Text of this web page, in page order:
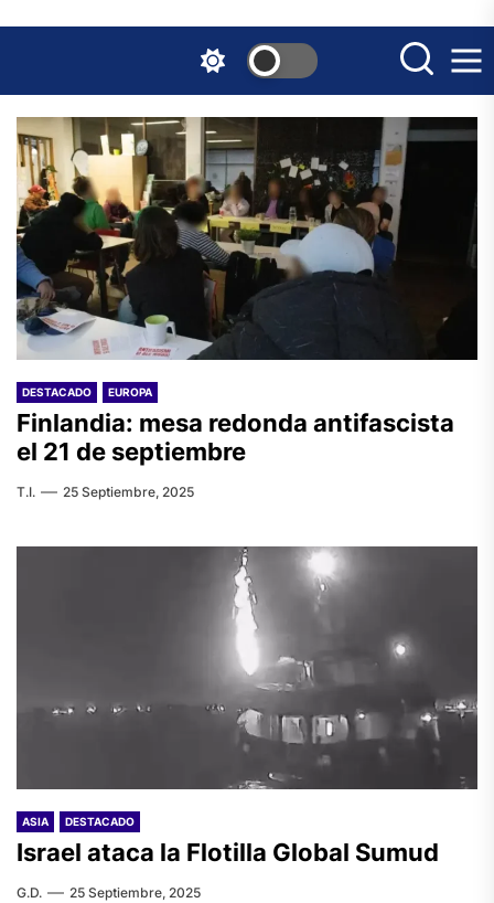
the
content
DESTACADO EUROPA
Finlandia: mesa redonda antifascista
el 21 de septiembre
T.I. 25 Septiembre, 2025
ASIA DESTACADO
Israel ataca la Flotilla Global Sumud
G.D. 25 Septiembre, 2025